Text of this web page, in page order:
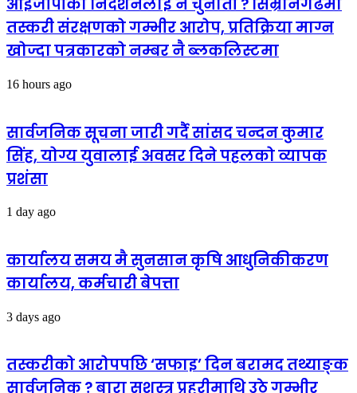
आईजीपीको निर्देशनलाई नै चुनौती ? सिम्रौनगढमा
तस्करी संरक्षणको गम्भीर आरोप, प्रतिक्रिया माग्न
खोज्दा पत्रकारको नम्बर नै ब्लकलिस्टमा
16 hours ago
सार्वजनिक सूचना जारी गर्दै सांसद चन्दन कुमार
सिंह, योग्य युवालाई अवसर दिने पहलको व्यापक
प्रशंसा
1 day ago
कार्यालय समय मै सुनसान कृषि आधुनिकीकरण
कार्यालय, कर्मचारी बेपत्ता
3 days ago
तस्करीको आरोपपछि ‘सफाइ’ दिन बरामद तथ्याङ्क
सार्वजनिक ? बारा सशस्त्र प्रहरीमाथि उठे गम्भीर